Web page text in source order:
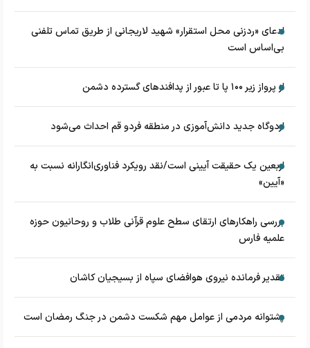
ادعای «ردزنی محل استقرار» شهید لاریجانی از طریق تماس تلفنی
بی‌اساس است
از پرواز زیر ۱۰۰ پا تا عبور از پدافند‌های گسترده دشمن
اردوگاه جدید دانش‌آموزی در منطقه فردو قم احداث می‌شود
اربعین یک حقیقت آیینی است/نقد رویکرد فناوری‌انگارانه نسبت به
«آیین»
بررسی راهکارهای ارتقای سطح علوم قرآنی طلاب و روحانیون حوزه
علمیه فارس
تقدیر فرمانده نیروی هوافضای سپاه از بسیجیان کاشان
پشتوانه مردمی از عوامل مهم شکست دشمن در جنگ رمضان است